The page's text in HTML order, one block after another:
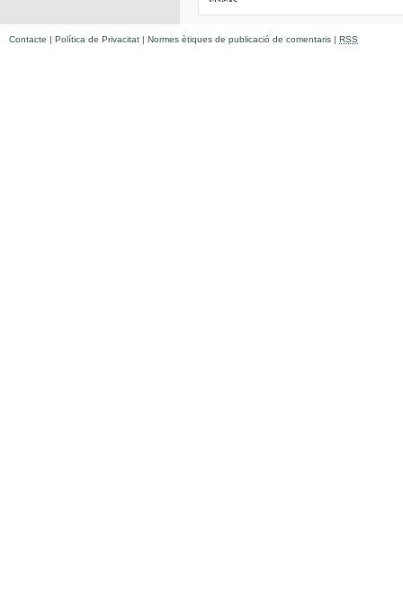
Contacte | Política de Privacitat | Normes ètiques de publicació de comentaris | RSS